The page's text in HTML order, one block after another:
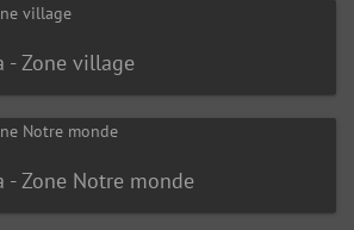
- Zone village
- Zone Notre monde